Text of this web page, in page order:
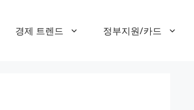
경제 트렌드 정부지원/카드